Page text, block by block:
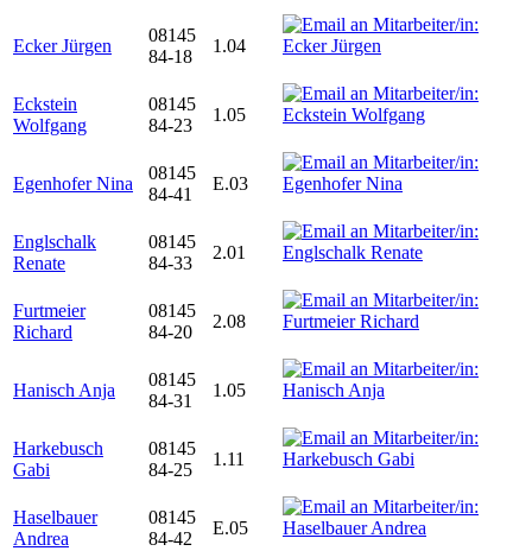
Ecker Jürgen
08145
84-18
1.04
Eckstein
Wolfgang
08145
84-23
1.05
Egenhofer Nina
08145
84-41
E.03
Englschalk
Renate
08145
84-33
2.01
Furtmeier
Richard
08145
84-20
2.08
Hanisch Anja
08145
84-31
1.05
Harkebusch
Gabi
08145
84-25
1.11
Haselbauer
Andrea
08145
84-42
E.05